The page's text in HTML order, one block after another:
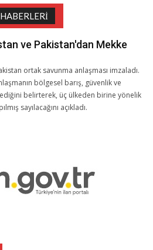
ve Pakistan'dan Mekke
ortak savunma anlaşması imzaladı.
bölgesel barış, güvenlik ve
belirterek, üç ülkeden birine yönelik
sayılacağını açıkladı.